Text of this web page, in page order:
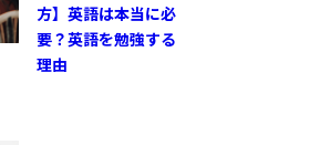
方】英語は本当に必
要？英語を勉強する
理由